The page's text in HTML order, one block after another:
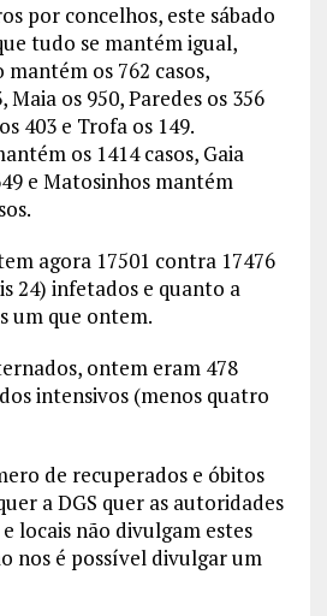
por concelhos, este sábado
tudo se mantém igual,
os 762 casos,
Maia os 950, Paredes os 356
403 e Trofa os 149.
os 1414 casos, Gaia
e Matosinhos mantém
agora 17501 contra 17476
24) infetados e quanto a
um que ontem.
ontem eram 478
intensivos (menos quatro
de recuperados e óbitos
a DGS quer as autoridades
locais não divulgam estes
nos é possível divulgar um